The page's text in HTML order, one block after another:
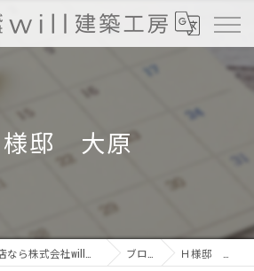
様邸 大原
ブログ Ｈ様邸 大原